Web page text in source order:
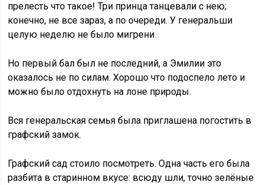
прелесть что такое! Три принца танцевали с нею;
конечно, не все зараз, а по очереди. У генеральши
целую неделю не было мигрени.
Но первый бал был не последний, а Эмилии это
оказалось не по силам. Хорошо что подоспело лето и
можно было отдохнуть на лоне природы.
Вся генеральская семья была приглашена погостить в
графский замок.
Графский сад стоило посмотреть. Одна часть его была
разбита в старинном вкусе: всюду шли, точно зелёные